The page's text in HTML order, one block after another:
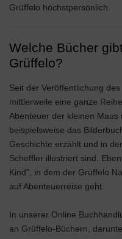
Grüffelo höchstpersönlich.
Welche Bücher
Grüffelo?
Seit der Veröffentlichung
mittlerweile eine ganze
Abenteuer der kleinen
beispielsweise das
Geschichte erzählt und in
Scheffler illustriert sind.
Kind", in dem der Grüffelo
auf Abenteuerreise geht.
In unserer Online
an Grüffelo-Büchern,